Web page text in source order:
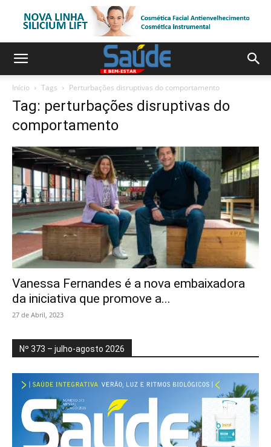
Início Tags Perturbações disruptivas do comportamento
Tag: perturbações disruptivas do
comportamento
Vanessa Fernandes é a nova embaixadora
da iniciativa que promove a...
27 de Abril, 2023
Nº 373 – julho-agosto 2026